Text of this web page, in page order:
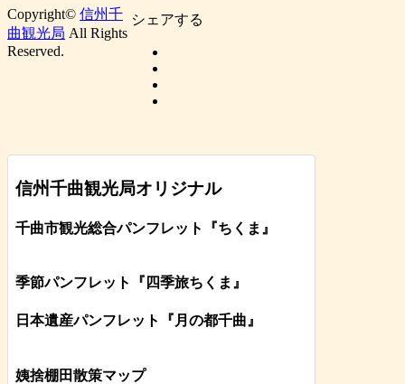
シェアする
信州千曲観光局オリジナル
千曲市観光総合パンフレット 『ちくま 』
季節パンフレット『四季旅ちくま』
日本遺産パンフレット 『月の都千曲 』
姨捨棚田散策マップ
Copyright© 信州千
曲観光局 All Rights
Reserved.